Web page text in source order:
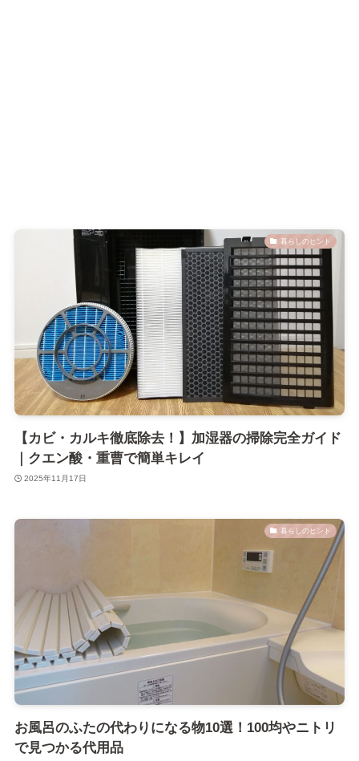
暮らしのヒント
【カビ・カルキ徹底除去！】加湿器の掃除完全ガイド
｜クエン酸・重曹で簡単キレイ
2025年11月17日
暮らしのヒント
お風呂のふたの代わりになる物10選！100均やニトリ
で見つかる代用品